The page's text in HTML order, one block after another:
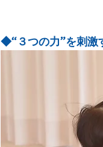
◆“３つの力”を刺激